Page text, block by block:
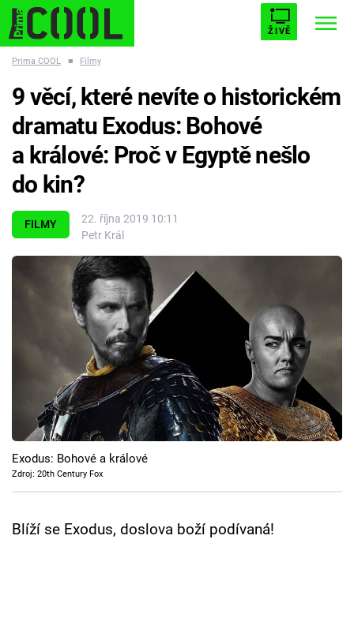
ŽIVĚ
ESCAPE PLNEJ KOTEL AVENGERS 5
Témata
Filmy
Seriály
Cool Esport
Pořady
TV Program
Přihlášení
Prima COOL ■ Filmy
FILMY
22. října 2019 10:11
Petr Král
9 věcí, které nevíte o historickém
dramatu Exodus: Bohové
a králové: Proč v Egyptě nešlo
do kin?
Exodus: Bohové a králové
Zdroj: 20th Century Fox
Blíží se Exodus, doslova boží podívaná!